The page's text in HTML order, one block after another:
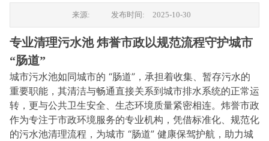
来源: 发布时间: 2025-10-30
专业清理污水池 炜誉市政以规范流程守护城市
“肠道”
城市污水池如同城市的 “肠道”，承担着收集、暂存污水的
重要职能，其清洁与畅通直接关系到城市排水系统的正常运
转，更与公共卫生安全、生态环境质量紧密相连。炜誉市政
作为专注于市政环境服务的专业机构，凭借标准化、规范化
的污水池清理流程，为城市 “肠道” 健康保驾护航，助力城